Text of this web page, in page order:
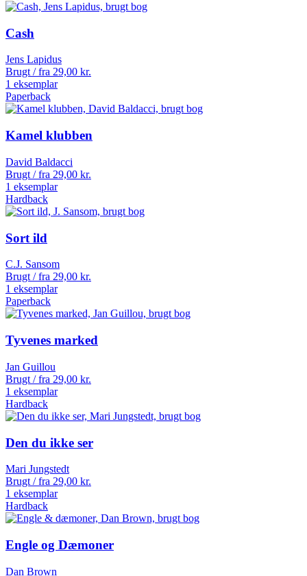
Cash
Jens Lapidus
Brugt / fra 29,00 kr.
1 eksemplar
Paperback
Kamel klubben
David Baldacci
Brugt / fra 29,00 kr.
1 eksemplar
Hardback
Sort ild
C.J. Sansom
Brugt / fra 29,00 kr.
1 eksemplar
Paperback
Tyvenes marked
Jan Guillou
Brugt / fra 29,00 kr.
1 eksemplar
Hardback
Den du ikke ser
Mari Jungstedt
Brugt / fra 29,00 kr.
1 eksemplar
Hardback
Engle og Dæmoner
Dan Brown